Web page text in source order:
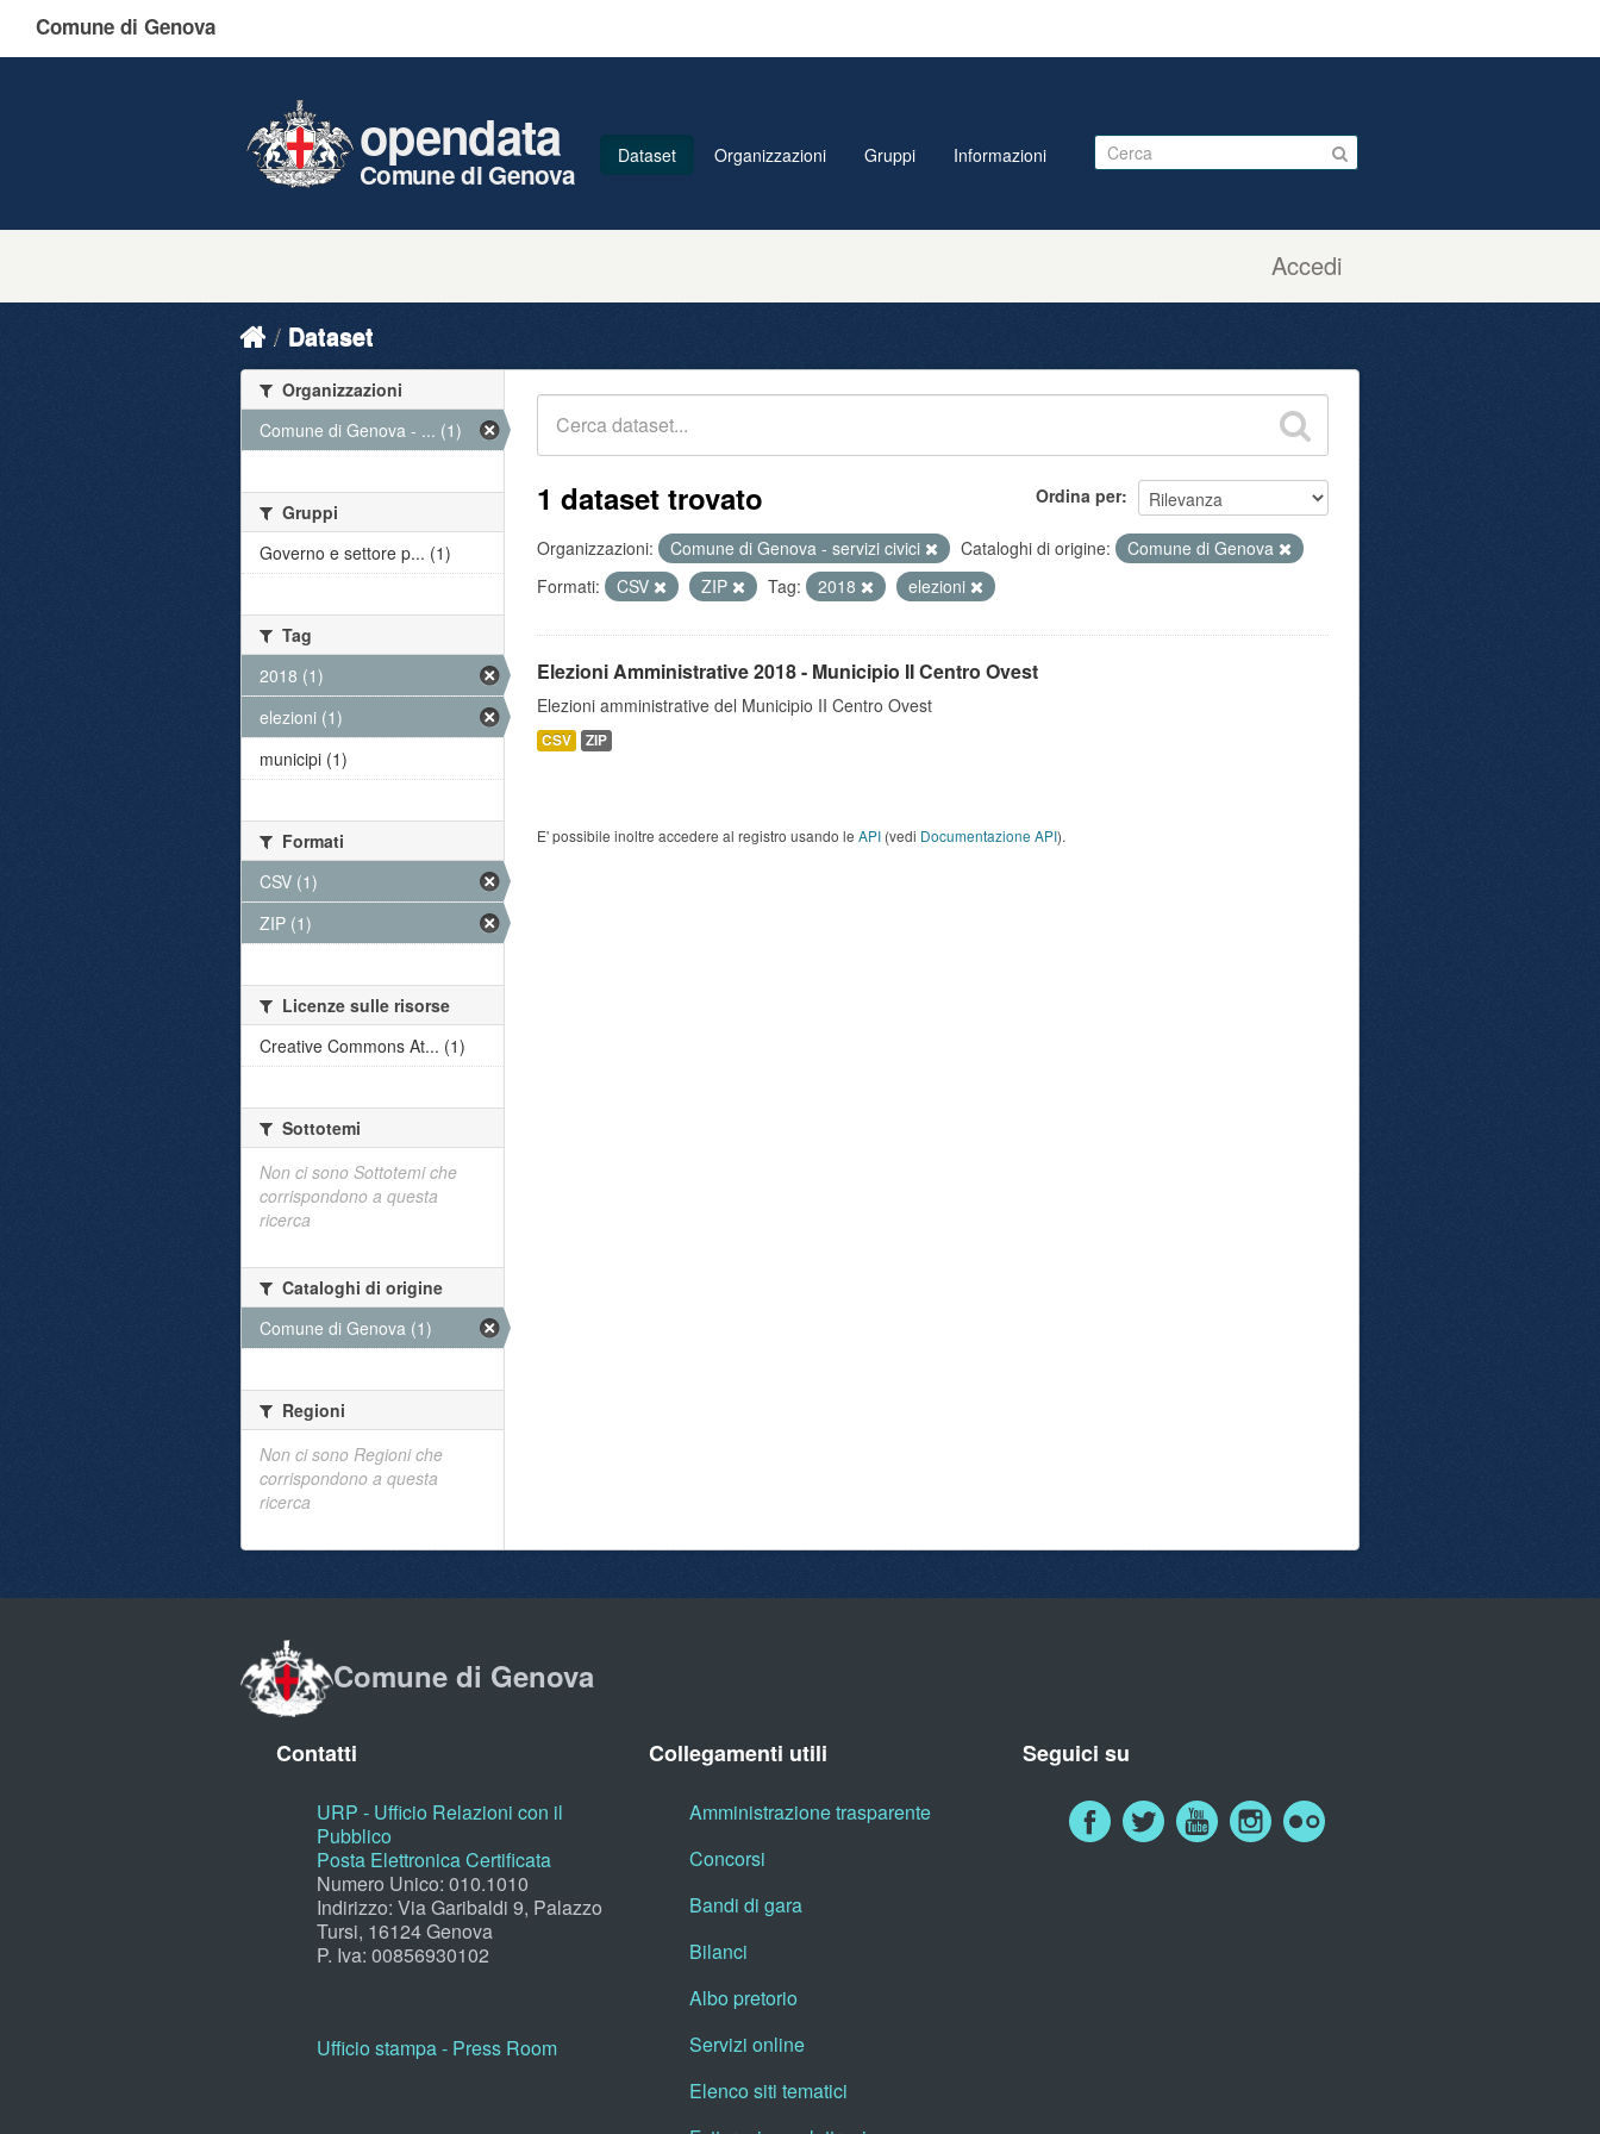
Comune di Genova
Accedi
opendata
Comune di Genova
Dataset Organizzazioni Gruppi Informazioni
Dataset
Ordina per
1 dataset trovato
Organizzazioni: Comune di Genova - servizi civici Cataloghi di origine:
Comune di Genova
Formati:
CSV ZIP Tag: 2018 elezioni
Elezioni Amministrative 2018 - Municipio II Centro Ovest
Elezioni amministrative del Municipio II Centro Ovest
CSV ZIP
E' possibile inoltre accedere al registro usando le API (vedi Documentazione API).
Organizzazioni
Comune di Genova - ... (1)
Gruppi
Governo e settore p... (1)
Tag
2018 (1)
elezioni (1)
municipi (1)
Formati
CSV (1)
ZIP (1)
Licenze sulle risorse
Creative Commons At... (1)
Sottotemi
Non ci sono Sottotemi che
corrispondono a questa
ricerca
Cataloghi di origine
Comune di Genova (1)
Regioni
Non ci sono Regioni che
corrispondono a questa
ricerca
Comune di Genova
Contatti
URP - Ufficio Relazioni con il
Pubblico
Posta Elettronica Certificata
Numero Unico: 010.1010
Indirizzo: Via Garibaldi 9, Palazzo
Tursi, 16124 Genova
P. Iva: 00856930102
Ufficio stampa - Press Room
Collegamenti utili
Amministrazione trasparente
Concorsi
Bandi di gara
Bilanci
Albo pretorio
Servizi online
Elenco siti tematici
Seguici su